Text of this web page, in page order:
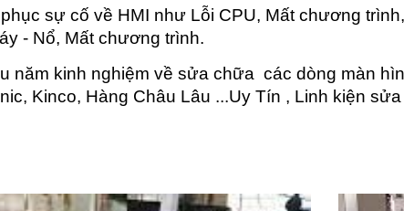
sự cố về HMI như Lỗi CPU, Mất chương
- Nổ, Mất chương trình.
năm kinh nghiệm về sửa chữa các dòng màn
Kinco, Hàng Châu Lâu ...Uy Tín , Linh kiện